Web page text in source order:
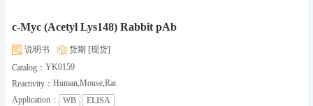
c-Myc (Acetyl Lys148) Rabbit pAb
说明书
货期 [现货]
Catalog： YK0159
Reactivity： Human,Mouse,Rat
Application：
WB
ELISA